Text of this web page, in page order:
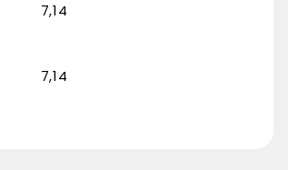
7,14
7,14